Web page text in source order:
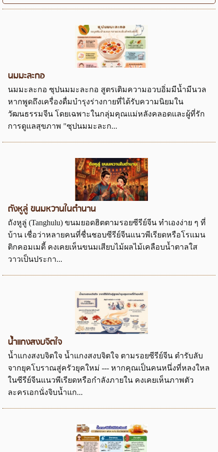
นมมะละกอ
นมมะละกอ ซุปนมมะละกอ สูตรเติมความอวบอิ่มมีน้ำมีนวล
หากพูดถึงเครื่องดื่มบำรุงร่างกายที่ได้รับความนิยมใน
วัฒนธรรมจีน โดยเฉพาะในกลุ่มคุณแม่หลังคลอดและผู้ที่รัก
การดูแลสุขภาพ "ซุปนมมะละก...
ถังหูลู่ ขนมหวานในตำนาน
ถังหูลู่ (Tanghulu) ขนมยอดฮิตตามรอยซีรีย์จีน ทำเองง่าย ๆ ที่
บ้าน เชื่อว่าหลายคนที่ชื่นชอบซีรีย์จีนแนวพีเรียดหรือโรแมน
ติกคอมเมดี้ คงเคยเห็นขนมเสียบไม้ผลไม้เคลือบน้ำตาลใส
วาวเป็นประกา...
น้ำแกงสงบจิตใจ
น้ำแกงสงบจิตใจ น้ำแกงสงบจิตใจ ตามรอยซีรีย์จีน ตำรับลับ
จากยุคโบราณสู่ครัวยุคใหม่ --- หากคุณเป็นคนหนึ่งที่หลงใหล
ในซีรีย์จีนแนวพีเรียดหรือกำลังภายใน คงเคยเห็นภาพตัว
ละครเอกนั่งจิบน้ำแก...